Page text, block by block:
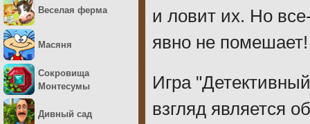
и ловит их. Но
явно не помешает!
Игра
взгляд является
Веселая ферма
Масяня
Сокровища
Монтесумы
Дивный сад